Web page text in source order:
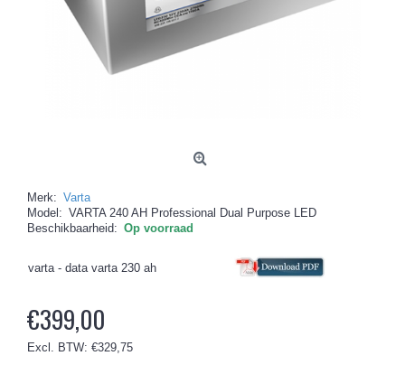
Merk: Varta
Model: VARTA 240 AH Professional Dual Purpose LED
Beschikbaarheid: Op voorraad
varta - data varta 230 ah
€399,00
Excl. BTW: €329,75